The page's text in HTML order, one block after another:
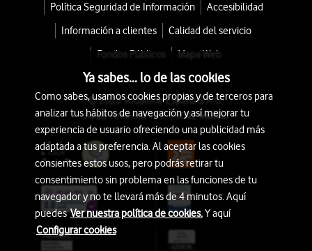
Política Seguridad de Información
Accesibilidad
Información a clientes
Calidad del servicio
Fondos Públicos
Mapa Web
© 2026 Vodafone España S.A.U.
Avda. América 115, 28042 Madrid
Ya sabes... lo de las cookies
Como sabes, usamos cookies propias y de terceros para
analizar tus hábitos de navegación y así mejorar tu
experiencia de usuario ofreciendo una publicidad más
adaptada a tus preferencia. Al aceptar las cookies
consientes estos usos, pero podrás retirar tu
consentimiento sin problema en las funciones de tu
navegador y no te llevará más de 4 minutos. Aquí
puedesVer nuestra política de cookies.Y aquí
Configurar cookies